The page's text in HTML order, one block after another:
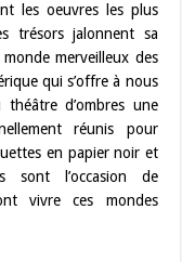
les oeuvres les plus
trésors jalonnent sa
merveilleux des
qui s’offre à nous
d’ombres une
réunis pour
en papier noir et
sont l’occasion de
vivre ces mondes